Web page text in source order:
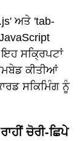
ਅਤੇ 'tab-
ਸਕ੍ਰਿਪਟਾਂ
ਕੀਤੀਆਂ
ਸਕਿਮਿੰਗ ਨੂੰ
ਚੋਰੀ-ਛਿਪੇ